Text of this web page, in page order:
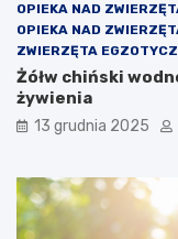
OPIEKA NAD
OPIEKA NAD
ZWIERZĘTA
Żółw chiński
żywienia
13 grudnia 2025